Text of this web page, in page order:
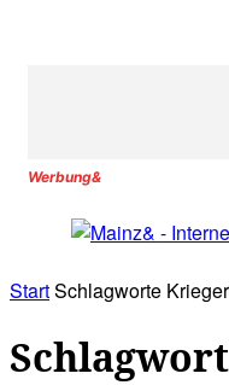
Werbung&
StartSchlagworte